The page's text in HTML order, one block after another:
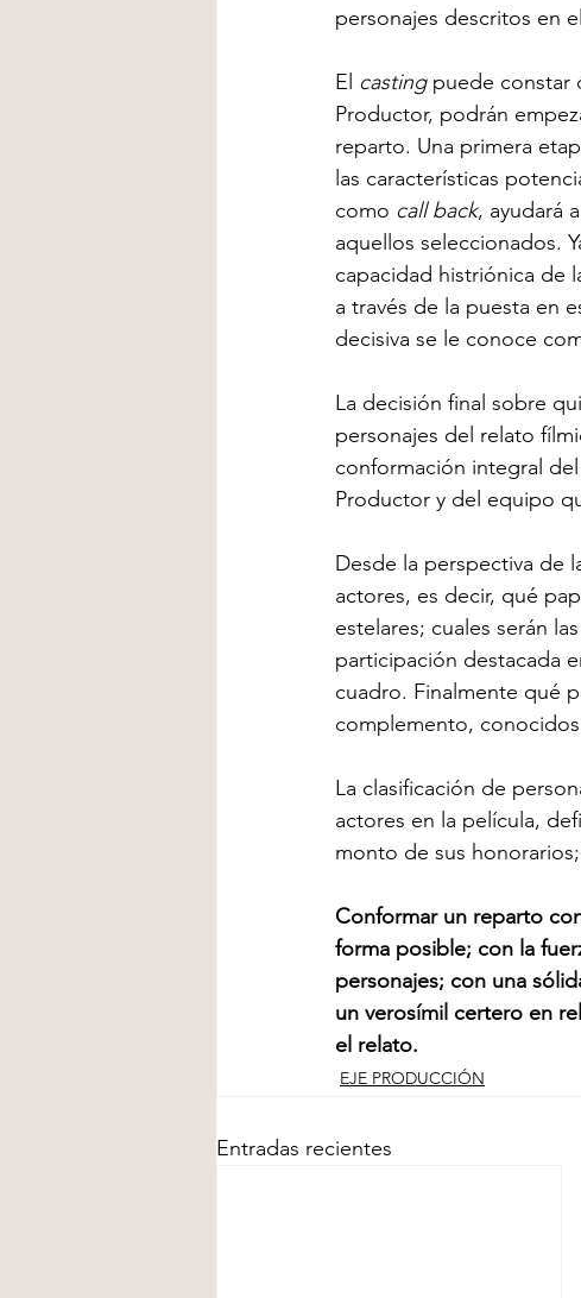
personajes descritos en
El casting puede constar
Productor, podrán
reparto. Una primera
las características
como call back, ayudará
aquellos seleccionados.
capacidad histriónica de
a través de la puesta en
decisiva se le conoce
La decisión final sobre
personajes del relato
conformación integral
Productor y del equipo
Desde la perspectiva de
actores, es decir, qué
estelares; cuales serán
participación destacada
cuadro. Finalmente qué
complemento,
La clasificación de
actores en la película,
monto de sus
Conformar un reparto
forma posible; con la
personajes; con una
un verosímil certero en
el relato.
EJE PRODUCCIÓN
Entradas recientes